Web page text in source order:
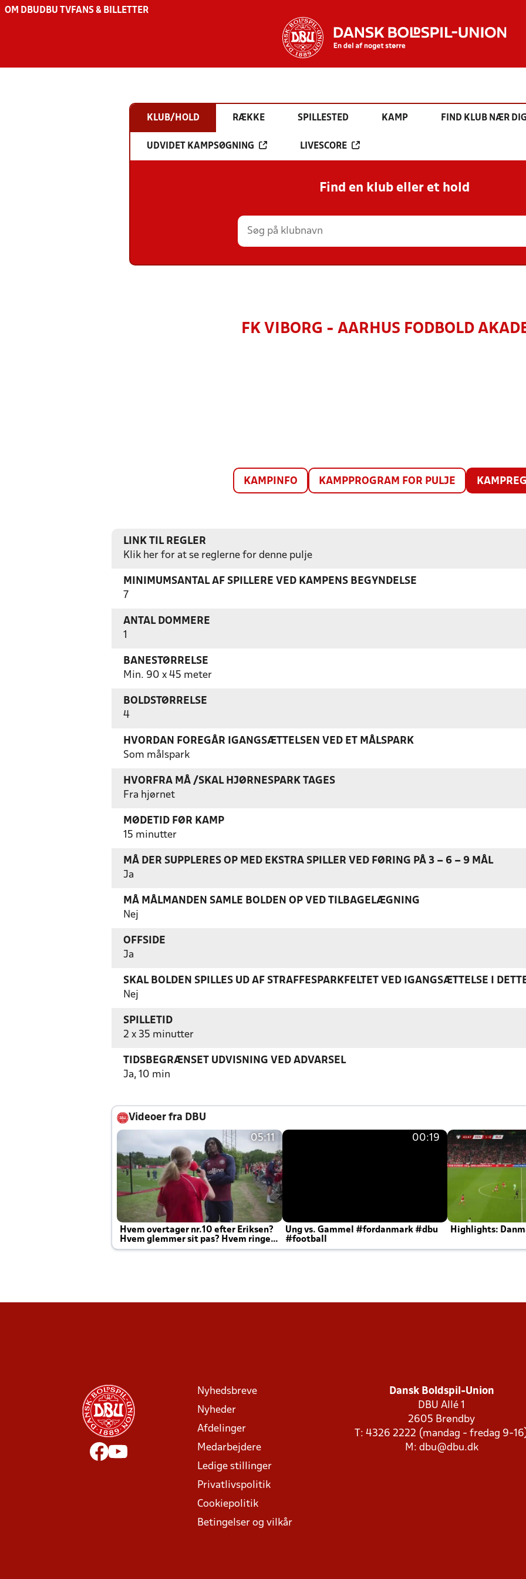
OM DBU DBU TV FANS & BILLETTER
KLUB/HOLD RÆKKE SPILLESTED KAMP FIND KLUB NÆR
UDVIDET KAMPSØGNING LIVESCORE
Find en klub eller et hold
FK VIBORG - AARHUS FODBOLD
KAMPINFO KAMPPROGRAM FOR PULJE
LINK TIL REGLER
Klik her for at se reglerne for denne pulje
MINIMUMSANTAL AF SPILLERE VED KAMPENS BEGYNDELSE
7
ANTAL DOMMERE
1
BANESTØRRELSE
Min. 90 x 45 meter
BOLDSTØRRELSE
4
HVORDAN FOREGÅR IGANGSÆTTELSEN VED ET MÅLSPARK
Som målspark
HVORFRA MÅ /SKAL HJØRNESPARK TAGES
Fra hjørnet
MØDETID FØR KAMP
15 minutter
MÅ DER SUPPLERES OP MED EKSTRA SPILLER VED FØRING PÅ 3 – 6 – 9 MÅL
Ja
MÅ MÅLMANDEN SAMLE BOLDEN OP VED TILBAGELÆGNING
Nej
OFFSIDE
Ja
SKAL BOLDEN SPILLES UD AF STRAFFESPARKFELTET VED IGANGSÆTTELSE I
Nej
SPILLETID
2 x 35 minutter
TIDSBEGRÆNSET UDVISNING VED ADVARSEL
Ja, 10 min
Videoer fra DBU
05:11
Hvem overtager nr.10 efter Eriksen?
Hvem glemmer sit pas? Hvem ringer
Joachim altid til efter kampe?
00:19
Ung vs. Gammel #fordanmark #dbu
#football
Highlights:
Nyhedsbreve
Nyheder
Afdelinger
Medarbejdere
Ledige stillinger
Privatlivspolitik
Cookiepolitik
Betingelser og vilkår
Dansk Boldspil-Union
DBU Allé 1
2605 Brøndby
T: 4326 2222 (mandag - fredag 9-
M: dbu@dbu.dk